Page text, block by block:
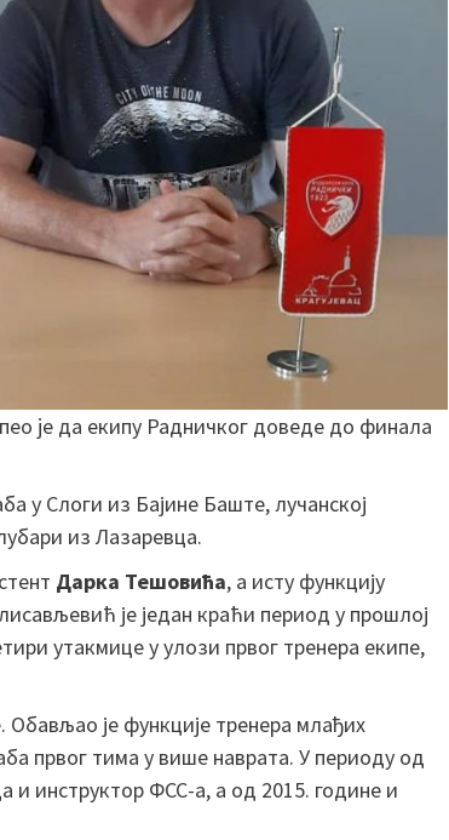
je да екипу Радничког доведе до финала
у Слоги из Бајине Баште, лучанској
из Лазаревца.
Дарка Тешовића, а исту функцију
је један краћи период у прошлој
утакмице у улози првог тренера екипе,
Обављао је функције тренера млађих
првог тима у више наврата. У периоду од
и инструктор ФСС-а, а од 2015. године и